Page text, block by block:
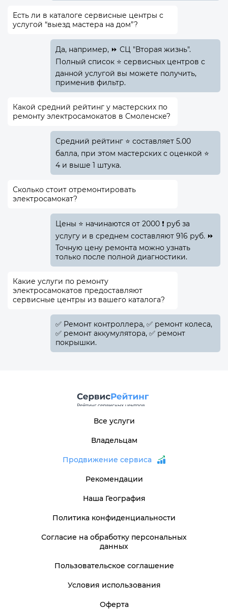
Есть ли в каталоге сервисные центры с
услугой “выезд мастера на дом”?
Да, например, ⏩ СЦ "Вторая жизнь".
Полный список ⭐ сервисных центров с
данной услугой вы можете получить,
применив фильтр.
Какой средний рейтинг у мастерских по
ремонту электросамокатов в Смоленске?
Средний рейтинг ⭐ составляет 5.00
балла, при этом мастерских с оценкой ⭐
4 и выше 1 штука.
Сколько стоит отремонтировать
электросамокат?
Цены ⭐ начинаются от 2000 ❗ руб за
услугу и в среднем составляют 916 руб. ⏩
Точную цену ремонта можно узнать
только после полной диагностики.
Какие услуги по ремонту
электросамокатов предоставляют
сервисные центры из вашего каталога?
✅️ Ремонт контроллера, ✅️ ремонт колеса,
✅️ ремонт аккумулятора, ✅️ ремонт
покрышки.
Все услуги
Владельцам
Продвижение сервиса
Рекомендации
Наша География
Политика конфиденциальности
Согласие на обработку персональных
данных
Пользовательское соглашение
Условия использования
Оферта